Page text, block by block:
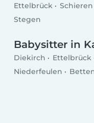
Ettelbrück Schieren
Stegen
Babysitter in
Diekirch Ettelbrück
Niederfeulen